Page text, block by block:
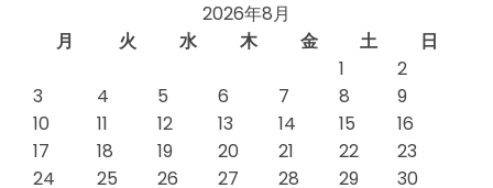
2026年8月
月
火 水 木 金 土
日
1
2
3
4 5 6 7 8
9
10
11 12 13 14 15
16
17
18 19 20 21 22
23
24
25 26 27 28 29
30